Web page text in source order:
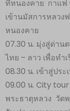
ที่หนองคาย กาแฟ
เข้านมัสการหลวง
หนองคาย
07.30 น. มุ่งสู่ด่าน
ไทย – ลาว เพื่อทำ
08.30 น. เข้าสู่ปร
09.00 น. City
พระธาตุหลวง วัด